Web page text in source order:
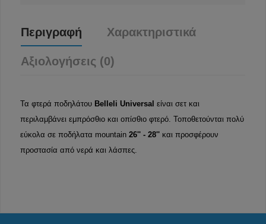
Περιγραφή Χαρακτηριστικά
Αξιολογήσεις (0)
Τα φτερά ποδηλάτου Belleli Universal είναι σετ και
περιλαμβάνει εμπρόσθιο και οπίσθιο φτερό. Τοποθετούνται πολύ
εύκολα σε ποδήλατα mountain 26'' - 28'' και προσφέρουν
προστασία από νερά και λάσπες.